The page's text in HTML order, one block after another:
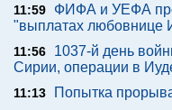
11:59
ФИФА и УЕФА
"выплатах любовнице
11:56
1037-й день
Сирии, операции в
11:13 Попытка